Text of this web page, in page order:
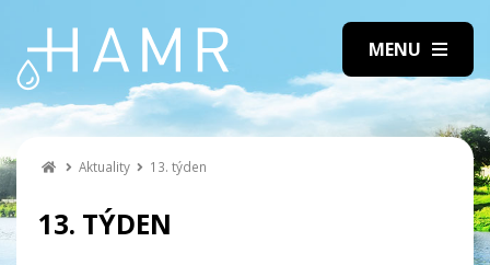
Aktuality 13. týden
13. TÝDEN